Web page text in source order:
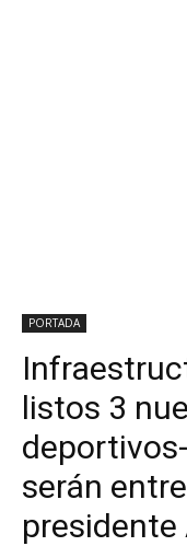
PORTADA
listos 3
serán